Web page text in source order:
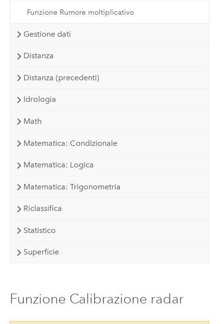
Funzione Rumore moltiplicativo
Gestione dati
Distanza
Distanza (precedenti)
Idrologia
Math
Matematica: Condizionale
Matematica: Logica
Matematica: Trigonometria
Riclassifica
Statistico
Superficie
Funzione Calibrazione radar